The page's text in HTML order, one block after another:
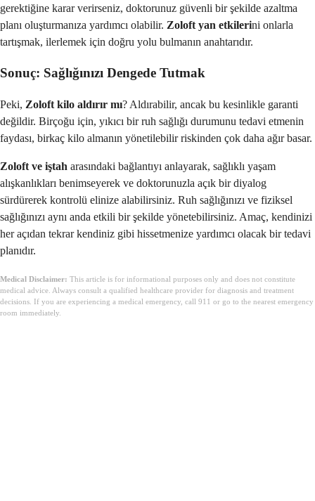
gerektiğine karar verirseniz, doktorunuz güvenli bir şekilde azaltma
planı oluşturmanıza yardımcı olabilir. Zoloft yan etkilerini onlarla
tartışmak, ilerlemek için doğru yolu bulmanın anahtarıdır.
Sonuç: Sağlığınızı Dengede Tutmak
Peki, Zoloft kilo aldırır mı? Aldırabilir, ancak bu kesinlikle garanti
değildir. Birçoğu için, yıkıcı bir ruh sağlığı durumunu tedavi etmenin
faydası, birkaç kilo almanın yönetilebilir riskinden çok daha ağır basar.
Zoloft ve iştah arasındaki bağlantıyı anlayarak, sağlıklı yaşam
alışkanlıkları benimseyerek ve doktorunuzla açık bir diyalog
sürdürerek kontrolü elinize alabilirsiniz. Ruh sağlığınızı ve fiziksel
sağlığınızı aynı anda etkili bir şekilde yönetebilirsiniz. Amaç, kendinizi
her açıdan tekrar kendiniz gibi hissetmenize yardımcı olacak bir tedavi
planıdır.
Medical Disclaimer: This article is for informational purposes only and does not constitute
medical advice. Always consult a qualified healthcare provider for diagnosis and treatment
decisions. If you are experiencing a medical emergency, call 911 or go to the nearest emergency
room immediately.